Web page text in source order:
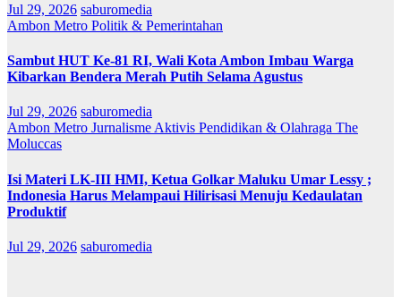
Jul 29, 2026 saburomedia
Ambon Metro Politik & Pemerintahan
Sambut HUT Ke-81 RI, Wali Kota Ambon Imbau Warga
Kibarkan Bendera Merah Putih Selama Agustus
Jul 29, 2026 saburomedia
Ambon Metro Jurnalisme Aktivis Pendidikan & Olahraga The
Moluccas
Isi Materi LK-III HMI, Ketua Golkar Maluku Umar Lessy ;
Indonesia Harus Melampaui Hilirisasi Menuju Kedaulatan
Produktif
Jul 29, 2026 saburomedia